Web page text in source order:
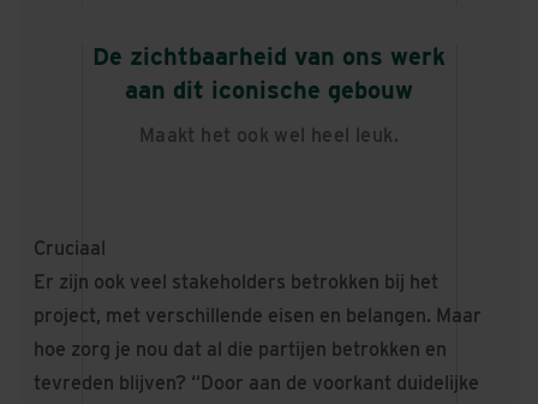
De zichtbaarheid van ons werk
aan dit iconische gebouw
Maakt het ook wel heel leuk.
Cruciaal
Er zijn ook veel stakeholders betrokken bij het
project, met verschillende eisen en belangen. Maar
hoe zorg je nou dat al die partijen betrokken en
tevreden blijven? “Door aan de voorkant duidelijke